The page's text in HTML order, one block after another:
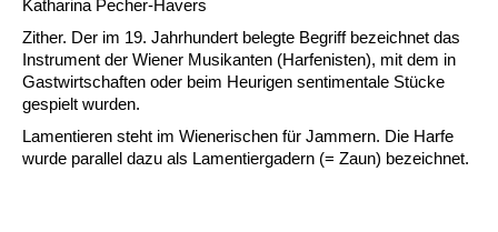
Katharina Pecher-Havers
Zither. Der im 19. Jahrhundert belegte Begriff bezeichnet das
Instrument der Wiener Musikanten (Harfenisten), mit dem in
Gastwirtschaften oder beim Heurigen sentimentale Stücke
gespielt wurden.
Lamentieren steht im Wienerischen für Jammern. Die Harfe
wurde parallel dazu als Lamentiergadern (= Zaun) bezeichnet.